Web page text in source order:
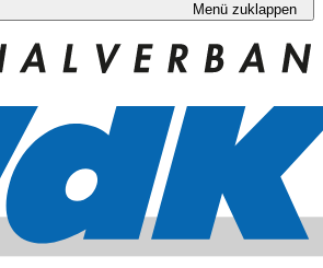
Menü zuklappen